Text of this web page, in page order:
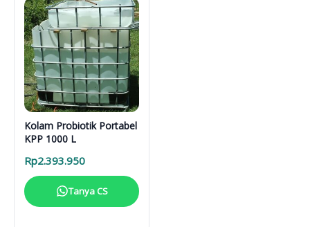
Kolam Probiotik Portabel
KPP 1000 L
Rp2.393.950
Tanya CS